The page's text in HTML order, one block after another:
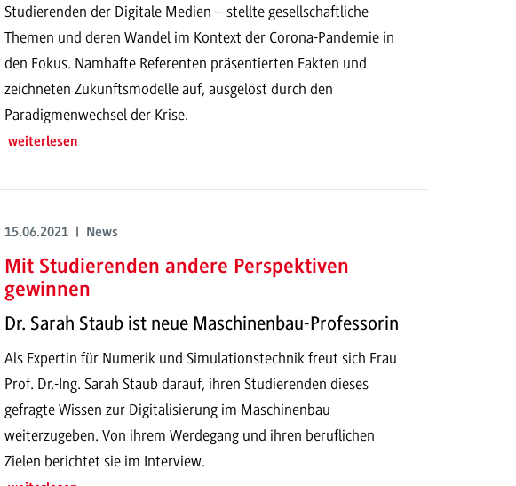
Studierenden der Digitale Medien – stellte gesellschaftliche
Themen und deren Wandel im Kontext der Corona-Pandemie in
den Fokus. Namhafte Referenten präsentierten Fakten und
zeichneten Zukunftsmodelle auf, ausgelöst durch den
Paradigmenwechsel der Krise.
weiterlesen
15.06.2021 | News
Mit Studierenden andere Perspektiven
gewinnen
Dr. Sarah Staub ist neue Maschinenbau-Professorin
Als Expertin für Numerik und Simulationstechnik freut sich Frau
Prof. Dr.-Ing. Sarah Staub darauf, ihren Studierenden dieses
gefragte Wissen zur Digitalisierung im Maschinenbau
weiterzugeben. Von ihrem Werdegang und ihren beruflichen
Zielen berichtet sie im Interview.